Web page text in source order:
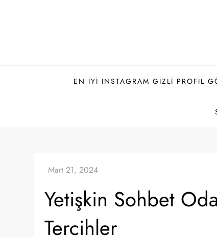
EN İYI INSTAGRAM GIZLI PROFIL
Yetişkin Sohbet
Tercihler